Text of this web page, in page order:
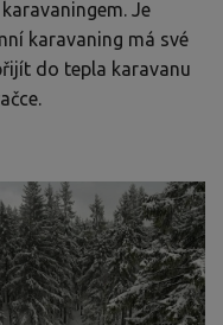
Je
karavaning má své
do tepla karavanu